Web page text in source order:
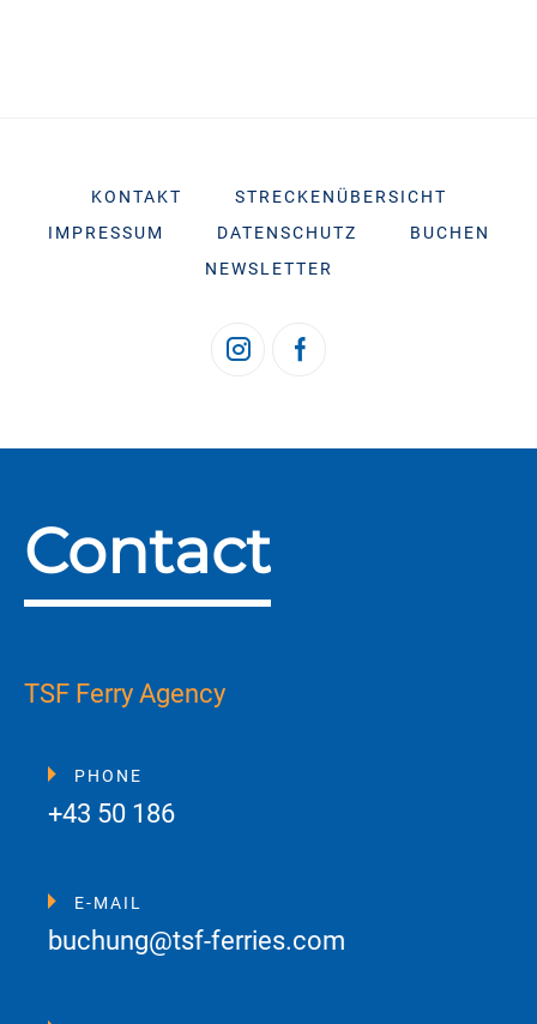
KONTAKT
STRECKENÜBERSICHT
IMPRESSUM
DATENSCHUTZ
BUCHEN
NEWSLETTER
Contact
TSF Ferry Agency
PHONE
+43 50 186
E-MAIL
buchung@tsf-ferries.com